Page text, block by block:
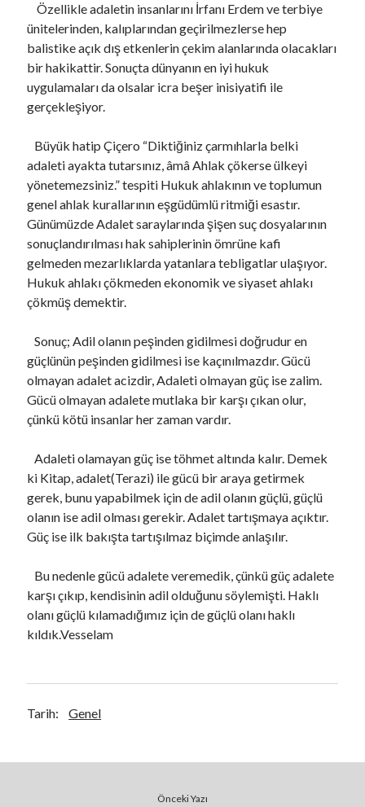
Özellikle adaletin insanlarını İrfanı Erdem ve terbiye
ünitelerinden, kalıplarından geçirilmezlerse hep
balistike açık dış etkenlerin çekim alanlarında olacakları
bir hakikattir. Sonuçta dünyanın en iyi hukuk
uygulamaları da olsalar icra beşer inisiyatifi ile
gerçekleşiyor.
Büyük hatip Çiçero “Diktiğiniz çarmıhlarla belki
adaleti ayakta tutarsınız, âmâ Ahlak çökerse ülkeyi
yönetemezsiniz.” tespiti Hukuk ahlakının ve toplumun
genel ahlak kurallarının eşgüdümlü ritmiği esastır.
Günümüzde Adalet saraylarında şişen suç dosyalarının
sonuçlandırılması hak sahiplerinin ömrüne kafi
gelmeden mezarlıklarda yatanlara tebligatlar ulaşıyor.
Hukuk ahlakı çökmeden ekonomik ve siyaset ahlakı
çökmüş demektir.
Sonuç; Adil olanın peşinden gidilmesi doğrudur en
güçlünün peşinden gidilmesi ise kaçınılmazdır. Gücü
olmayan adalet acizdir, Adaleti olmayan güç ise zalim.
Gücü olmayan adalete mutlaka bir karşı çıkan olur,
çünkü kötü insanlar her zaman vardır.
Adaleti olamayan güç ise töhmet altında kalır. Demek
ki Kitap, adalet(Terazi) ile gücü bir araya getirmek
gerek, bunu yapabilmek için de adil olanın güçlü, güçlü
olanın ise adil olması gerekir. Adalet tartışmaya açıktır.
Güç ise ilk bakışta tartışılmaz biçimde anlaşılır.
Bu nedenle gücü adalete veremedik, çünkü güç adalete
karşı çıkıp, kendisinin adil olduğunu söylemişti. Haklı
olanı güçlü kılamadığımız için de güçlü olanı haklı
kıldık.Vesselam
Tarih: Genel
Önceki Yazı